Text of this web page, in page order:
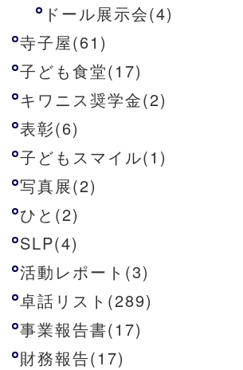
ドール展示会(4)
寺子屋(61)
子ども食堂(17)
キワニス奨学金(2)
表彰(6)
子どもスマイル(1)
写真展(2)
ひと(2)
SLP(4)
活動レポート(3)
卓話リスト(289)
事業報告書(17)
財務報告(17)